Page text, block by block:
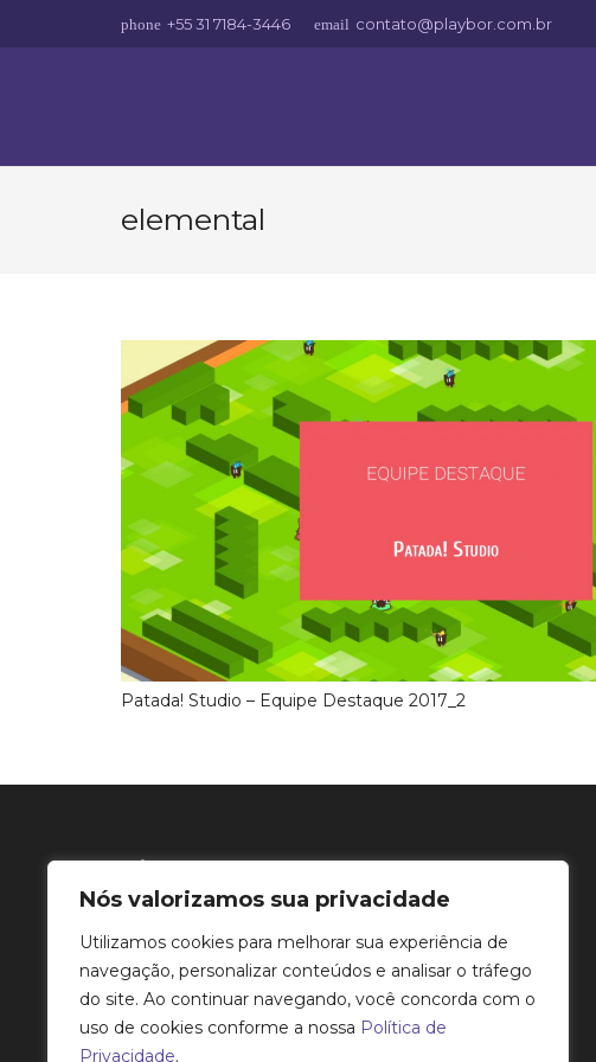
Nós valorizamos sua privacidade
Utilizamos cookies para melhorar sua experiência de
navegação, personalizar conteúdos e analisar o tráfego
do site. Ao continuar navegando, você concorda com o
uso de cookies conforme a nossa Política de
Privacidade.
phone +55 31 7184-3446 email contato@playbor.com.br
elemental
Patada! Studio – Equipe Destaque 2017_2
Site
Serviços
Histórico
Sobre nós
Contato